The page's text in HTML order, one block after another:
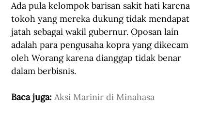
Ada pula kelompok barisan sakit hati karena
tokoh yang mereka dukung tidak mendapat
jatah sebagai wakil gubernur. Oposan lain
adalah para pengusaha kopra yang dikecam
oleh Worang karena dianggap tidak benar
dalam berbisnis.
Baca juga: Aksi Marinir di Minahasa